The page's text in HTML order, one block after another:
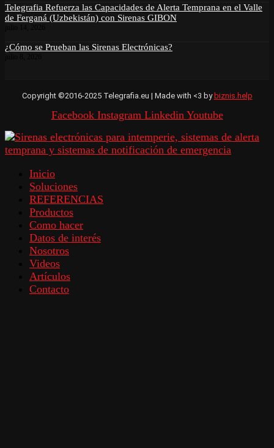
Telegrafia Refuerza las Capacidades de Alerta Temprana en el Valle
de Ferganá (Uzbekistán) con Sirenas GIBON
¿Cómo se Prueban las Sirenas Electrónicas?
Copyright ©2016-2025 Telegrafia.eu | Made with <3 by biznis.help
Facebook Instagram Linkedin Youtube
Inicio
Soluciones
REFERENCIAS
Productos
Como hacer
Datos de interés
Nosotros
Videos
Artículos
Contacto